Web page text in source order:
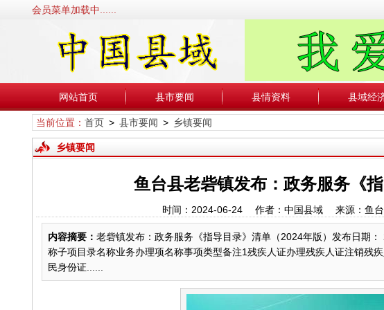
会员菜单加载中......
网站首页 县市要闻 县情资料 县域经
当前位置： 首页> 县市要闻 > 乡镇要闻
乡镇要闻
鱼台县老砦镇发布：政务服务《
时间：2024-06-24 作者：中国县域 来源：鱼
内容摘要： 老砦镇发布：政务服务《指导目录》清单（2024年版）发布日期
称子项目录名称业务办理项名称事项类型备注1残疾人证办理残疾人证注销残
民身份证......